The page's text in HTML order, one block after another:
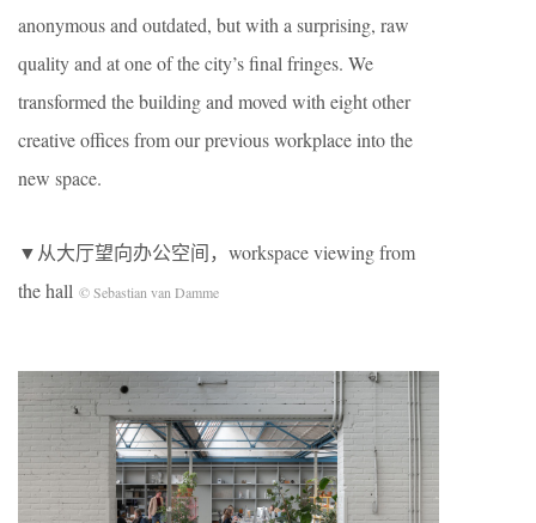
anonymous and outdated, but with a surprising, raw
quality and at one of the city’s final fringes. We
transformed the building and moved with eight other
creative offices from our previous workplace into the
new space.
▼从大厅望向办公空间，workspace viewing from
the hall © Sebastian van Damme